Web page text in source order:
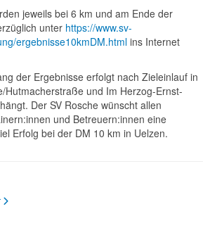
jeweils bei 6 km und am Ende der
unter https://www.sv-
ergebnisse10kmDM.html ins Internet
der Ergebnisse erfolgt nach Zieleinlauf in
Hutmacherstraße und Im Herzog-Ernst-
Der SV Rosche wünscht allen
und Betreuern:innen eine
Erfolg bei der DM 10 km in Uelzen.
Crosslauf Landesmeisterschaften
Beitrag: Deutsche Meisterschaften im 10km